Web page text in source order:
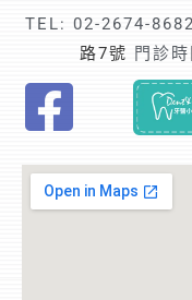
TEL: 02-2674-8682
路7號 門診
F
d